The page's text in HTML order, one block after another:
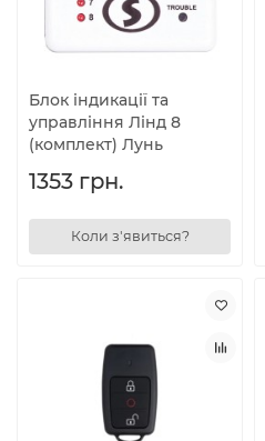
Блок індикації та
управління Лінд 8
(комплект) Лунь
1353 грн.
Коли з'явиться?